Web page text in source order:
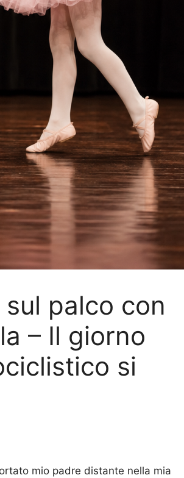
palco con
– Il giorno
si
mio padre distante nella mia